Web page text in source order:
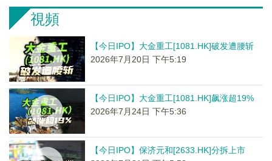
視頻
【今日IPO】大金重工[1081.HK]破发遭腰斩
2026年7月20日 下午5:19
【今日IPO】大金重工[1081.HK]飙涨超19%
2026年7月24日 下午5:36
【今日IPO】保济元和[2633.HK]分拆上市